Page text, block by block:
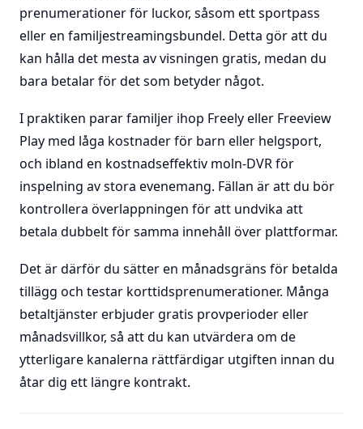
prenumerationer för luckor, såsom ett sportpass
eller en familjestreamingsbundel. Detta gör att du
kan hålla det mesta av visningen gratis, medan du
bara betalar för det som betyder något.
I praktiken parar familjer ihop Freely eller Freeview
Play med låga kostnader för barn eller helgsport,
och ibland en kostnadseffektiv moln-DVR för
inspelning av stora evenemang. Fällan är att du bör
kontrollera överlappningen för att undvika att
betala dubbelt för samma innehåll över plattformar.
Det är därför du sätter en månadsgräns för betalda
tillägg och testar korttidsprenumerationer. Många
betaltjänster erbjuder gratis provperioder eller
månadsvillkor, så att du kan utvärdera om de
ytterligare kanalerna rättfärdigar utgiften innan du
åtar dig ett längre kontrakt.